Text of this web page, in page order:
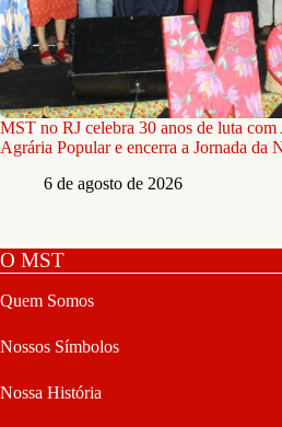
MST no RJ celebra 30 anos de luta
Agrária Popular e encerra a Jornada da
6 de agosto de 2026
O MST
Quem Somos
Nossos Símbolos
Nossa História